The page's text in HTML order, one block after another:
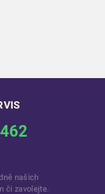
našich
či zavolejte.